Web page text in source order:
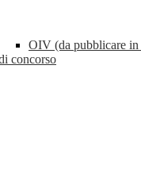
OIV (da pubblicare in
concorso